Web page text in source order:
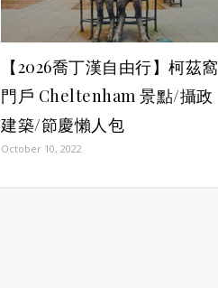
【2026喬丁漢自由行】柯茲窩
門戶 Cheltenham 景點/攝政
建築/節慶懶人包
October 10, 2022